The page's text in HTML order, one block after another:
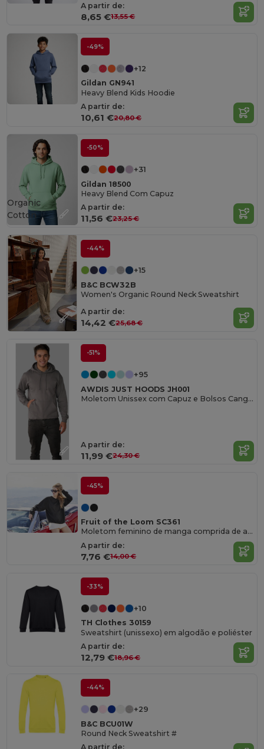
A partir de:
8,65 €13,55 €
-49%
+12
Gildan GN941
Heavy Blend Kids Hoodie
A partir de:
10,61 €20,80 €
-50%
+31
Gildan 18500
Heavy Blend Com Capuz
A partir de:
11,56 €23,25 €
Organic
Cotton
-44%
+15
B&C BCW32B
Women's Organic Round Neck Sweatshirt
A partir de:
14,42 €25,68 €
-51%
+95
AWDIS JUST HOODS JH001
Moletom Unissex com Capuz e Bolsos Canguru
A partir de:
11,99 €24,30 €
-45%
Fruit of the Loom SC361
Moletom feminino de manga comprida de algodão
A partir de:
7,76 €14,00 €
-33%
+10
TH Clothes 30159
Sweatshirt (unissexo) em algodão e poliéster
A partir de:
12,79 €18,96 €
-44%
+29
B&C BCU01W
Round Neck Sweatshirt #
A partir de: